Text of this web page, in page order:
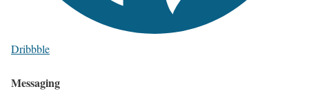
Dribbble
Messaging